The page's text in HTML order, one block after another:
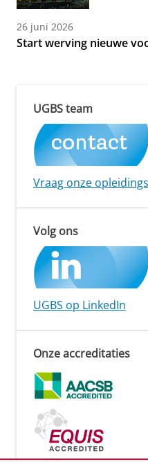
26 juni 2026
Start werving nieuwe
UGBS team
Vraag onze
Volg ons
UGBS op LinkedIn
Onze accreditaties